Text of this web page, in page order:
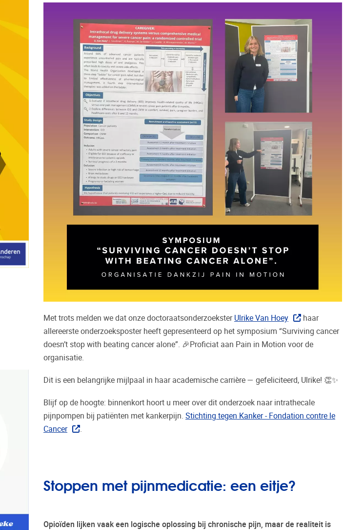
Met trots melden we dat onze doctoraatsonderzoekster Ulrike Van Hoey
haar
allereerste onderzoeksposter heeft gepresenteerd op het symposium “Surviving cancer
doesn’t stop with beating cancer alone”. 🎉Proficiat aan Pain in Motion voor de
organisatie.
Dit is een belangrijke mijlpaal in haar academische carrière — gefeliciteerd, Ulrike! 👏✨
Blijf op de hoogte: binnenkort hoort u meer over dit onderzoek naar intrathecale
pijnpompen bij patiënten met kankerpijn. Stichting tegen Kanker - Fondation contre le
Cancer
.
Stoppen met pijnmedicatie: een eitje?
Opioïden lijken vaak een logische oplossing bij chronische pijn, maar de realiteit is